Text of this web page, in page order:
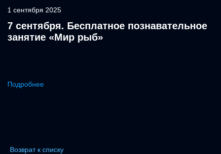
1 сентября 2025
7 сентября. Бесплатное познавательное
занятие «Мир рыб»
Подробнее
Возврат к списку